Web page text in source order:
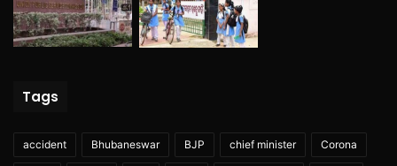
Tags
accident Bhubaneswar BJP chief minister Corona